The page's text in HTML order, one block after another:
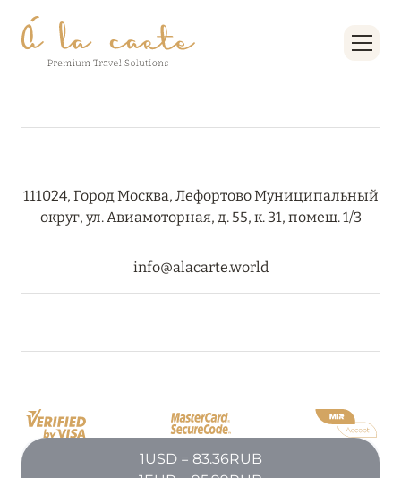
111024, Город Москва, Лефортово Муниципальный
округ, ул. Авиамоторная, д. 55, к. 31, помещ. 1/3
info@alacarte.world
1USD = 83.36RUB